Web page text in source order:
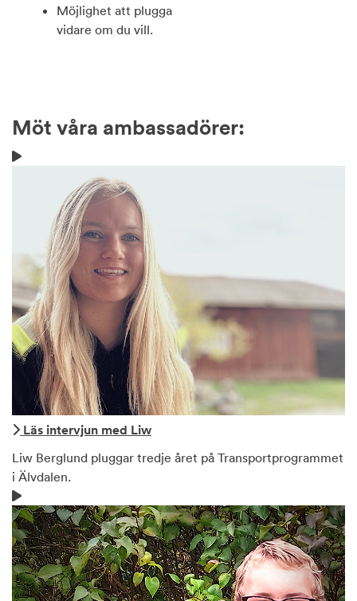
Möjlighet att plugga
vidare om du vill.
Möt våra ambassadörer:
Läs intervjun med Liw
Liw Berglund pluggar tredje året på Transportprogrammet
i Älvdalen.